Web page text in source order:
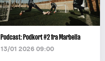
Podcast: Podkort #2 fra Marbella
13/01 2026 09:00